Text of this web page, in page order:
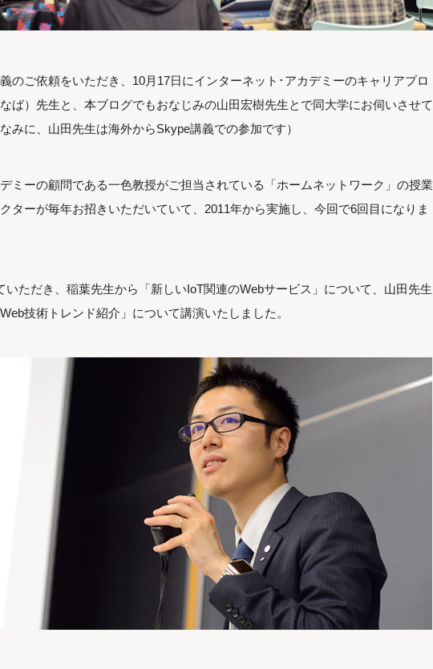
のご依頼をいただき、10月17日にインターネット･アカデミーのキャリアプロ
ば）先生と、本ブログでもおなじみの山田宏樹先生とで同大学にお伺いさせて
みに、山田先生は海外からSkype講義での参加です）
ミーの顧問である一色教授がご担当されている「ホームネットワーク」の授業
ターが毎年お招きいただいていて、2011年から実施し、今回で6回目になりま
いただき、稲葉先生から「新しいIoT関連のWebサービス」について、山田先生
技術トレンド紹介」について講演いたしました。